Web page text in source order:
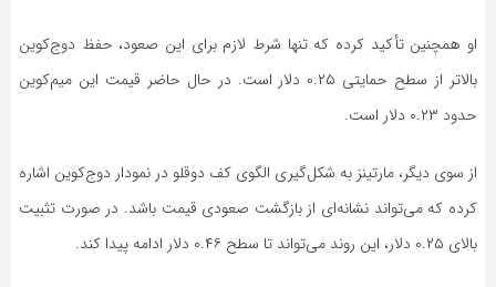
او همچنین تأکید کرده که تنها شرط لازم برای این صعود، حفظ دوج‌کوین
بالاتر از سطح حمایتی ۰.۲۵ دلار است. در حال حاضر قیمت این میم‌کوین
حدود ۰.۲۳ دلار است.
از سوی دیگر، مارتینز به شکل‌گیری الگوی کف دوقلو در نمودار دوج‌کوین اشاره
کرده که می‌تواند نشانه‌ای از بازگشت صعودی قیمت باشد. در صورت تثبیت
بالای ۰.۲۵ دلار، این روند می‌تواند تا سطح ۰.۴۶ دلار ادامه پیدا کند.